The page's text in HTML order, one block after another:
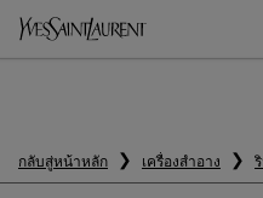
กลับสู่หน้าหลัก เครื่องสำอาง